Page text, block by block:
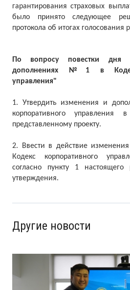
гарантирования страховых
было принято следующее
протокола об итогах
По вопросу повестки дня
дополнениях №1 в
управления"
1. Утвердить изменения и
корпоративного управления
представленному проекту.
2. Ввести в действие
Кодекс корпоративного
согласно пункту 1
утверждения.
Другие новости